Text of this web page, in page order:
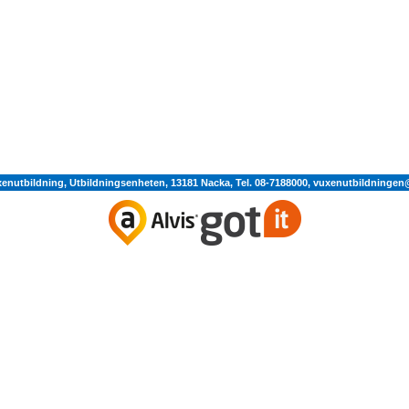
Utbildningsenheten, 13181 Nacka, Tel. 08-7188000,